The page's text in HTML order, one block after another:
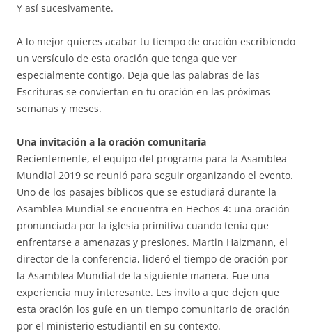
Y así sucesivamente.
A lo mejor quieres acabar tu tiempo de oración escribiendo
un versículo de esta oración que tenga que ver
especialmente contigo. Deja que las palabras de las
Escrituras se conviertan en tu oración en las próximas
semanas y meses.
Una invitación a la oración comunitaria
Recientemente, el equipo del programa para la Asamblea
Mundial 2019 se reunió para seguir organizando el evento.
Uno de los pasajes bíblicos que se estudiará durante la
Asamblea Mundial se encuentra en Hechos 4: una oración
pronunciada por la iglesia primitiva cuando tenía que
enfrentarse a amenazas y presiones. Martin Haizmann, el
director de la conferencia, lideró el tiempo de oración por
la Asamblea Mundial de la siguiente manera. Fue una
experiencia muy interesante. Les invito a que dejen que
esta oración los guíe en un tiempo comunitario de oración
por el ministerio estudiantil en su contexto.